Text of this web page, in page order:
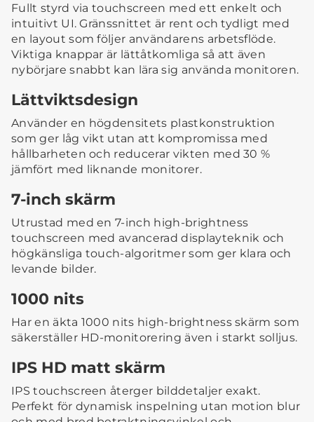
Fullt styrd via touchscreen med ett enkelt och
intuitivt UI. Gränssnittet är rent och tydligt med
en layout som följer användarens arbetsflöde.
Viktiga knappar är lättåtkomliga så att även
nybörjare snabbt kan lära sig använda monitoren.
Lättviktsdesign
Använder en högdensitets plastkonstruktion
som ger låg vikt utan att kompromissa med
hållbarheten och reducerar vikten med 30 %
jämfört med liknande monitorer.
7-inch skärm
Utrustad med en 7-inch high-brightness
touchscreen med avancerad displayteknik och
högkänsliga touch-algoritmer som ger klara och
levande bilder.
1000 nits
Har en äkta 1000 nits high-brightness skärm som
säkerställer HD-monitorering även i starkt solljus.
IPS HD matt skärm
IPS touchscreen återger bilddetaljer exakt.
Perfekt för dynamisk inspelning utan motion blur